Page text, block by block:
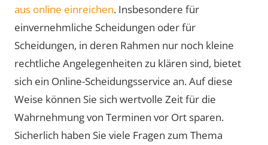
aus online einreichen. Insbesondere für
einvernehmliche Scheidungen oder für
Scheidungen, in deren Rahmen nur noch kleine
rechtliche Angelegenheiten zu klären sind, bietet
sich ein Online-Scheidungsservice an. Auf diese
Weise können Sie sich wertvolle Zeit für die
Wahrnehmung von Terminen vor Ort sparen.
Sicherlich haben Sie viele Fragen zum Thema